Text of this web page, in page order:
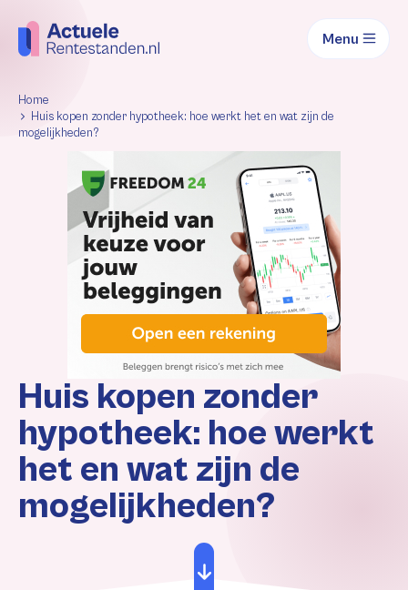
Menu
Home
Huis kopen zonder hypotheek: hoe werkt het en wat zijn de
mogelijkheden?
Huis kopen zonder
hypotheek: hoe werkt
het en wat zijn de
mogelijkheden?